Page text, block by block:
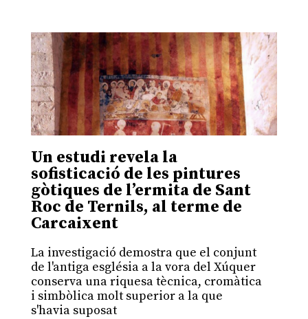
Un estudi revela la
sofisticació de les pintures
gòtiques de l’ermita de Sant
Roc de Ternils, al terme de
Carcaixent
La investigació demostra que el conjunt
de l'antiga església a la vora del Xúquer
conserva una riquesa tècnica, cromàtica
i simbòlica molt superior a la que
s'havia suposat